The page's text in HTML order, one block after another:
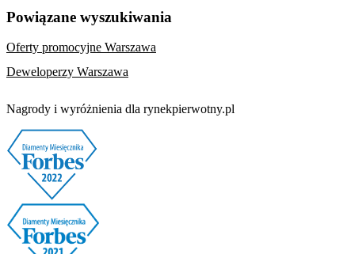
Powiązane wyszukiwania
Oferty promocyjne Warszawa
Deweloperzy Warszawa
Nagrody i wyróżnienia dla rynekpierwotny.pl